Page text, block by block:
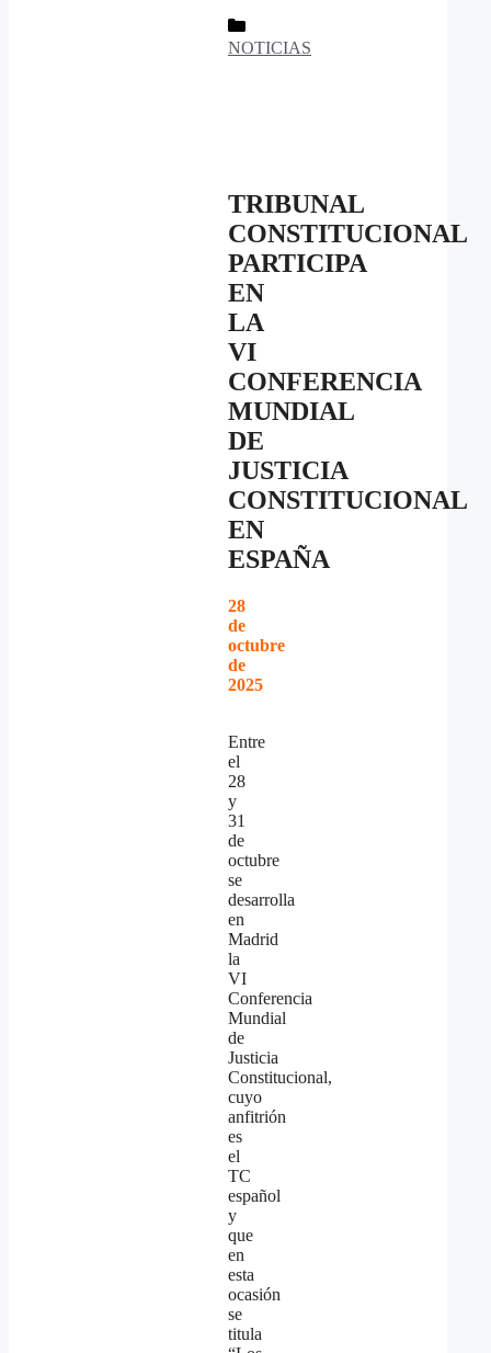
Categorías
NOTICIAS
TRIBUNAL
CONSTITUCIONAL
PARTICIPA
EN
LA
VI
CONFERENCIA
MUNDIAL
DE
JUSTICIA
CONSTITUCIONAL
EN
ESPAÑA
28
de
octubre
de
2025
Entre
el
28
y
31
de
octubre
se
desarrolla
en
Madrid
la
VI
Conferencia
Mundial
de
Justicia
Constitucional,
cuyo
anfitrión
es
el
TC
español
y
que
en
esta
ocasión
se
titula